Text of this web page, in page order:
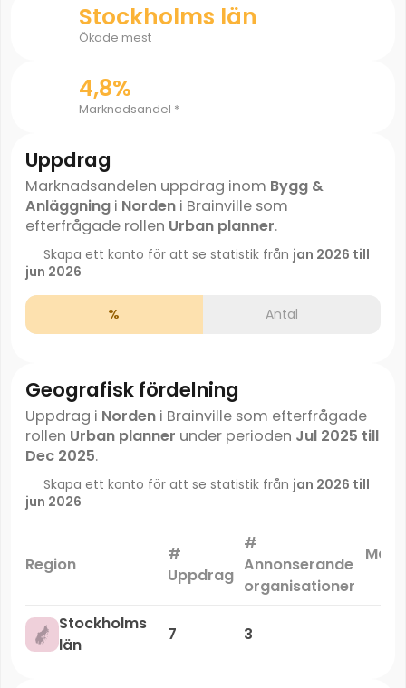
Stockholms län
Ökade mest
4,8%
Marknadsandel *
Uppdrag
Marknadsandelen uppdrag inom Bygg &
Anläggningi Nordeni Brainville som
efterfrågade rollen Urban planner.
Skapa ett konto för att se statistik från jan 2026 till
jun 2026
% Antal
Geografisk fördelning
Uppdrag i Nordeni Brainville som efterfrågade
rollen Urban planner under perioden Jul 2025 till
Dec 2025.
Skapa ett konto för att se statistik från jan 2026 till
jun 2026
Region
#
Uppdrag
#
Annonserande
organisationer
Stockholms
län
7 3